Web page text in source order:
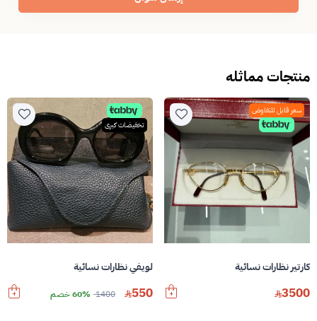
منتجات مماثله
سعر قابل للتفاوض
كارتير نظارات نسائية
3500
تخفيضات كبرى
لويفي نظارات نسائية
550
1400 60% خصم